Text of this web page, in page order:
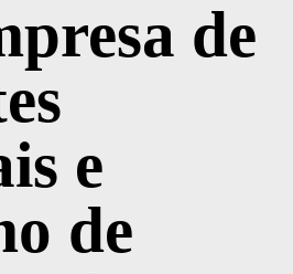
de
e
de